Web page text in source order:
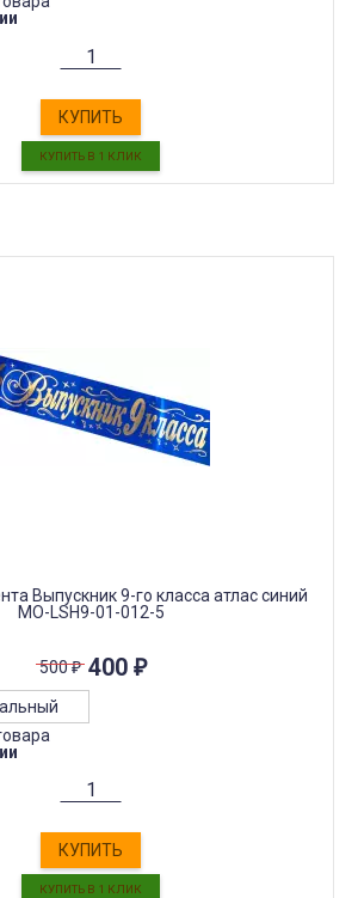
КУПИТЬ
Выпускник 9-го класса атлас синий
МО-LSH9-01-012-5
500₽ 400 ₽
КУПИТЬ